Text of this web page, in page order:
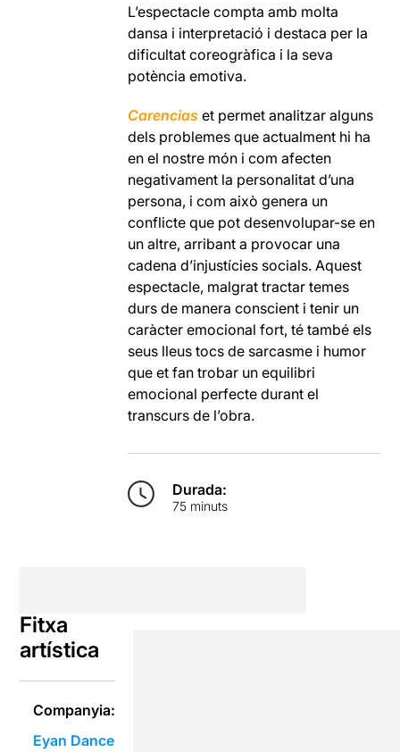
L’espectacle compta amb molta
dansa i interpretació i destaca per la
dificultat coreogràfica i la seva
potència emotiva.
Carencias et permet analitzar alguns
dels problemes que actualment hi ha
en el nostre món i com afecten
negativament la personalitat d’una
persona, i com això genera un
conflicte que pot desenvolupar-se en
un altre, arribant a provocar una
cadena d’injustícies socials. Aquest
espectacle, malgrat tractar temes
durs de manera conscient i tenir un
caràcter emocional fort, té també els
seus lleus tocs de sarcasme i humor
que et fan trobar un equilibri
emocional perfecte durant el
transcurs de l’obra.
Durada:
75 minuts
Fitxa
artística
Companyia:
Eyan Dance